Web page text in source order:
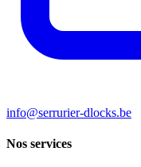
info@serrurier-dlocks.be
Nos services